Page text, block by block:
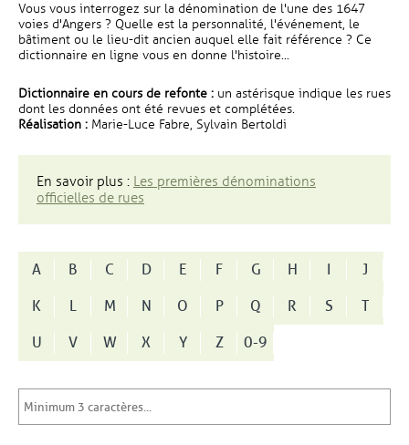
Vous vous interrogez sur la dénomination de l'une des 1647
voies d'Angers ? Quelle est la personnalité, l'événement, le
bâtiment ou le lieu-dit ancien auquel elle fait référence ? Ce
dictionnaire en ligne vous en donne l'histoire...
Dictionnaire en cours de refonte : un astérisque indique les rues
dont les données ont été revues et complétées.
Réalisation : Marie-Luce Fabre, Sylvain Bertoldi
En savoir plus : Les premières dénominations
officielles de rues
A B C D E F G H I
J
K
L M N O P Q R S
T
U
V W X Y Z 0-9